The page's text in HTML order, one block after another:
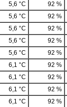
5,6 °C 92 %
5,6 °C 92 %
5,6 °C 92 %
5,6 °C 92 %
5,6 °C 92 %
6,1 °C 92 %
6,1 °C 92 %
6,1 °C 92 %
6,1 °C 92 %